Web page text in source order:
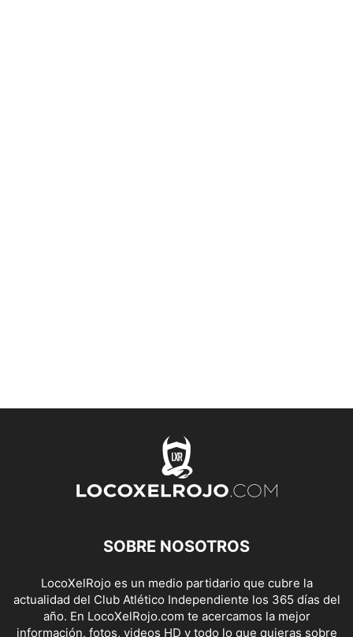
SOBRE NOSOTROS
LocoXelRojo es un medio partidario que cubre la
actualidad del Club Atlético Independiente los 365 días del
año. En LocoXelRojo.com te acercamos la mejor
información, fotos, videos HD y todo lo que quieras sobre